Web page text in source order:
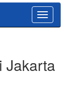
Toggle
Jakarta